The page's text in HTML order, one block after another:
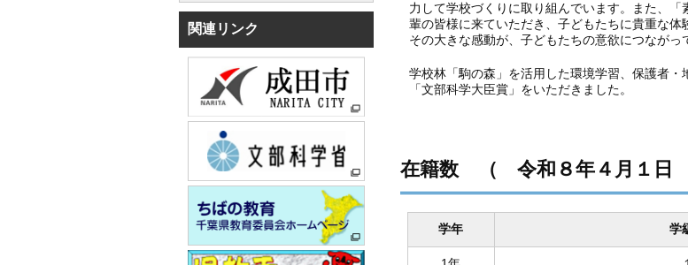
力して学校づくりに取り組んでいます。また、
輩の皆様に来ていただき、子どもたちに貴重な体
その大きな感動が、子どもたちの意欲につながっ
学校林「駒の森」を活用した環境学習、保護者
「文部科学大臣賞」をいただきました。
在籍数 （ 令和８年４月１日
学年 学
関連リンク